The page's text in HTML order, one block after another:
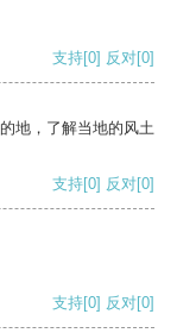
支持[0] 反对[0]
地，了解当地的风土
支持[0] 反对[0]
支持[0] 反对[0]